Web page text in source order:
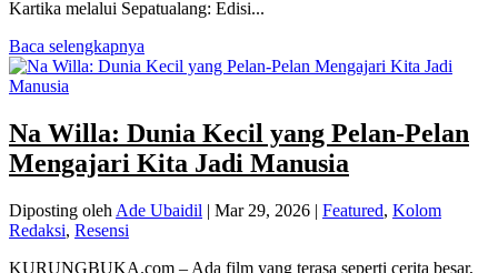
Kartika melalui Sepatualang: Edisi...
Baca selengkapnya
Na Willa: Dunia Kecil yang Pelan-Pelan
Mengajari Kita Jadi Manusia
Diposting oleh Ade Ubaidil | Mar 29, 2026 | Featured, Kolom
Redaksi, Resensi
KURUNGBUKA.com – Ada film yang terasa seperti cerita besar,